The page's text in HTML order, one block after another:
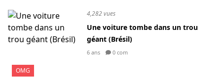
OMG
4,282 vues
Une voiture tombe dans un trou
géant (Brésil)
6 ans 0 com